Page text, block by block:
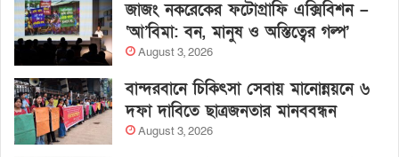
জাজং নকরেকের ফটোগ্রাফি এক্সিবিশন –
‘আ’বিমা: বন, মানুষ ও অস্তিত্বের গল্প’
August 3, 2026
বান্দরবানে চিকিৎসা সেবায় মানোন্নয়নে ৬
দফা দাবিতে ছাত্রজনতার মানববন্ধন
August 3, 2026